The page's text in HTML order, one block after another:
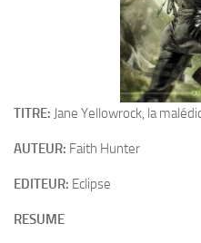
TITRE: Jane Yellowrock, la
AUTEUR: Faith Hunter
EDITEUR: Eclipse
RESUME